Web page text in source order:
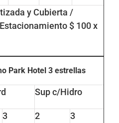
y Cubierta /
$ 100 x
Park Hotel 3 estrellas
Sup c/Hidro
3
2
3